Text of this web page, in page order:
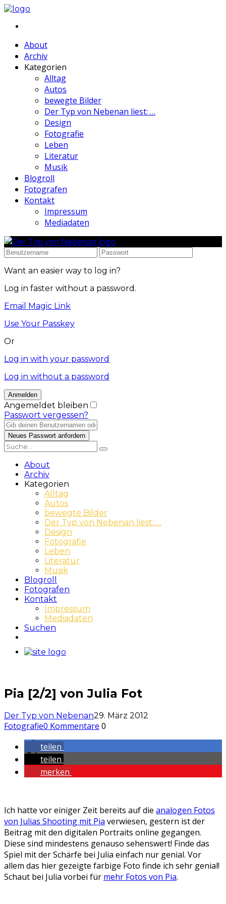
About
Archiv
Kategorien
Alltag
Autos
bewegte Bilder
Der Typ von Nebenan liest: …
Design
Fotografie
Leben
Literatur
Musik
Blogroll
Fotografen
Kontakt
Impressum
Mediadaten
Want an easier way to log in?
Log in faster without a password.
Email Magic Link
Use Your Passkey
Or
Log in with your password
Log in without a password
Angemeldet bleiben
Passwort vergessen?
About
Archiv
Kategorien
Alltag
Autos
bewegte Bilder
Der Typ von Nebenan liest: …
Design
Fotografie
Leben
Literatur
Musik
Blogroll
Fotografen
Kontakt
Impressum
Mediadaten
Suchen
Pia [2/2] von Julia Fot
Der Typ von Nebenan29. März 2012
Fotografie0 Kommentare 0
teilen
teilen
merken
Ich hatte vor einiger Zeit bereits auf die analogen Fotos
von Julias Shooting mit Pia verwiesen, gestern ist der
Beitrag mit den digitalen Portraits online gegangen.
Diese sind mindestens genauso sehenswert! Finde das
Spiel mit der Schärfe bei Julia einfach nur genial. Vor
allem das hier gezeigte farbige Foto finde ich sehr genial!
Schaut bei Julia vorbei für mehr Fotos von Pia.